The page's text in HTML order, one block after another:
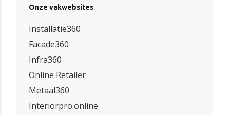
Onze vakwebsites
Installatie360
Facade360
Infra360
Online Retailer
Metaal360
Interiorpro.online